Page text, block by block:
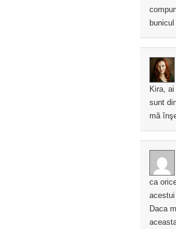
Kira,
sunt
mă
ca
Daca